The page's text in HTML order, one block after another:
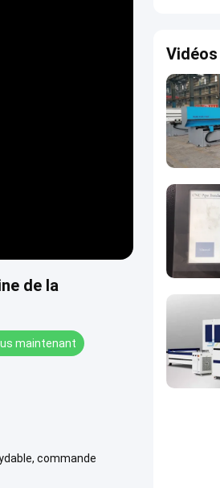
de la
maintenant
commande